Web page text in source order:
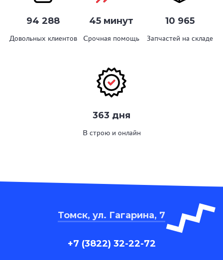
94 288
Довольных клиентов
45 минут
Срочная помощь
10 965
Запчастей на складе
363 дня
В строю и онлайн
Томск, ул. Гагарина, 7
+7 (3822) 32-22-72